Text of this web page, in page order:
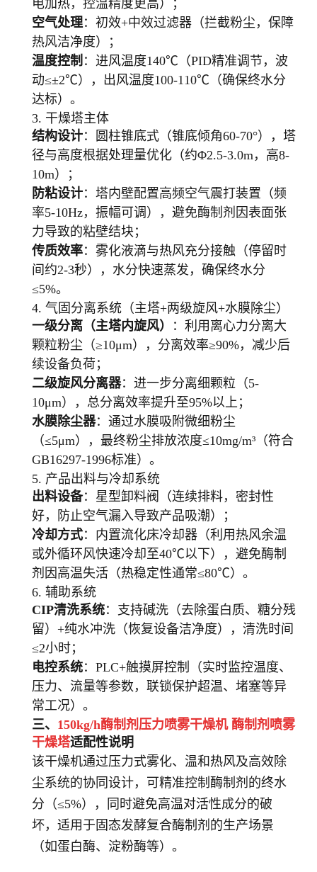
电加热，控温精度更高）；
空气处理：初效+中效过滤器（拦截粉尘，保障
热风洁净度）；
温度控制 ：进风温度140℃（PID精准调节，波
动≤±2℃），出风温度100-110℃（确保终水分
达标）。
3. 干燥塔主体
结构设计：圆柱锥底式（锥底倾角60-70°），塔
径与高度根据处理量优化（约Φ2.5-3.0m，高8-
10m）；
防粘设计：塔内壁配置高频空气震打装置（频
率5-10Hz，振幅可调），避免酶制剂因表面张
力导致的粘壁结块；
传质效率：雾化液滴与热风充分接触（停留时
间约2-3秒），水分快速蒸发，确保终水分
≤5%。
4. 气固分离系统（主塔+两级旋风+水膜除尘）
一级分离（主塔内旋风）
：利用离心力分离大
颗粒粉尘（≥10μm），分离效率≥90%，减少后
续设备负荷；
二级旋风分离器：进一步分离细颗粒（5-
10μm），总分离效率提升至95%以上；
水膜除尘器：通过水膜吸附微细粉尘
（≤5μm），最终粉尘排放浓度≤10mg/m³（符合
GB16297-1996标准）。
5. 产品出料与冷却系统
出料设备：星型卸料阀（连续排料，密封性
好，防止空气漏入导致产品吸潮）；
冷却方式：内置流化床冷却器（利用热风余温
或外循环风快速冷却至40℃以下），避免酶制
剂因高温失活（热稳定性通常≤80℃）。
6. 辅助系统
CIP清洗系统：支持碱洗（去除蛋白质、糖分残
留）+纯水冲洗（恢复设备洁净度），清洗时间
≤2小时；
电控系统：PLC+触摸屏控制（实时监控温度、
压力、流量等参数，联锁保护超温、堵塞等异
常工况）。
三、 150kg/h酶制剂压力喷雾干燥机 酶制剂喷雾
干燥塔适配性说明
该干燥机通过压力式雾化、温和热风及高效除
尘系统的协同设计，可精准控制酶制剂的终水
分（≤5%），同时避免高温对活性成分的破
坏，适用于固态发酵复合酶制剂的生产场景
（如蛋白酶、淀粉酶等）。